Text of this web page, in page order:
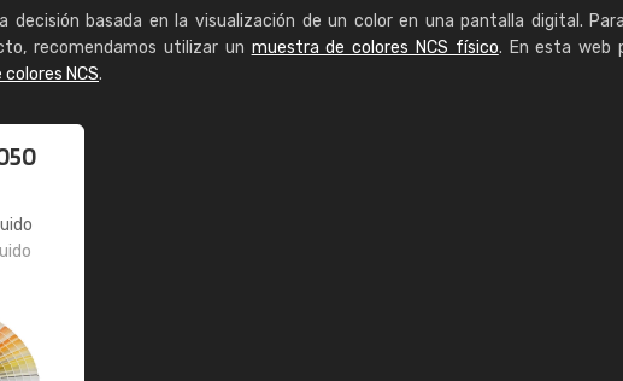
decisión basada en la visualización de un color en una pantalla digital.
recomendamos utilizar un muestra de colores NCS físico. En esta web
NCS.